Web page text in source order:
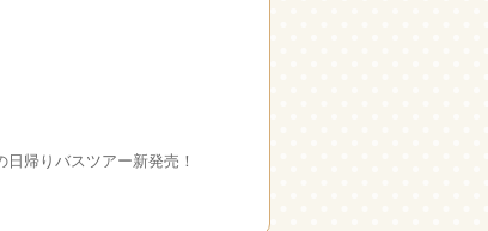
帰りバスツアー新発売！